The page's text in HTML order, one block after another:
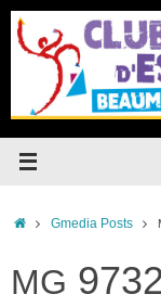
Passer
contenu
Accueil
Gmedia Posts
MG